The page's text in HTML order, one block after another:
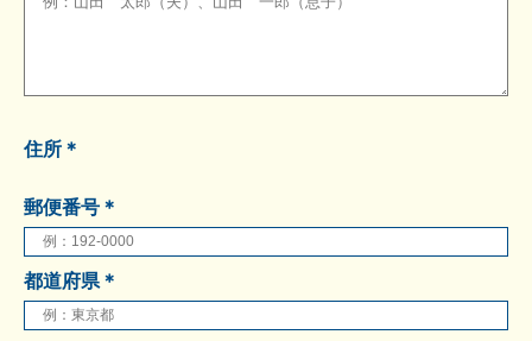
住所＊
郵便番号＊
都道府県＊